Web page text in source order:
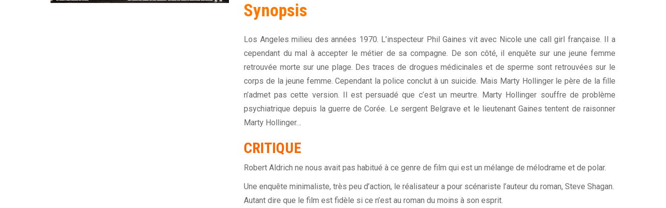
Synopsis
Los Angeles milieu des années 1970. L’inspecteur Phil Gaines vit avec Nicole une call girl française. Il a
cependant du mal à accepter le métier de sa compagne. De son côté, il enquête sur une jeune femme
retrouvée morte sur une plage. Des traces de drogues médicinales et de sperme sont retrouvées sur le
corps de la jeune femme. Cependant la police conclut à un suicide. Mais Marty Hollinger le père de la fille
n’admet pas cette version. Il est persuadé que c’est un meurtre. Marty Hollinger souffre de problème
psychiatrique depuis la guerre de Corée. Le sergent Belgrave et le lieutenant Gaines tentent de raisonner
Marty Hollinger…
CRITIQUE
Robert Aldrich ne nous avait pas habitué à ce genre de film qui est un mélange de mélodrame et de polar.
Une enquête minimaliste, très peu d’action, le réalisateur a pour scénariste l’auteur du roman, Steve Shagan.
Autant dire que le film est fidèle si ce n’est au roman du moins à son esprit.